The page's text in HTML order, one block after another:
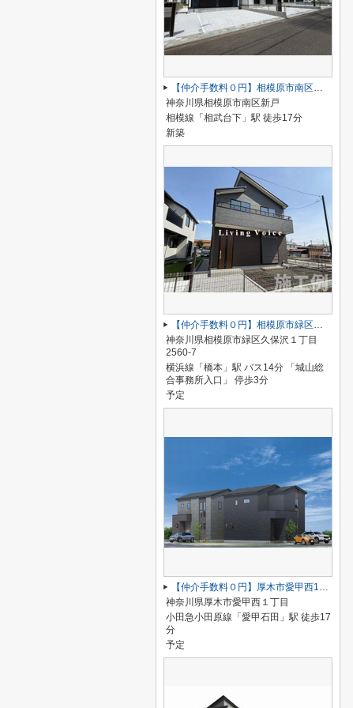
【仲介手数料０円】相模原市南区新戸 新築一戸建て 全3棟
神奈川県相模原市南区新戸
相模線「相武台下」駅 徒歩17分
新築
【仲介手数料０円】相模原市緑区久保沢1丁目 新築一戸建て 4号棟
神奈川県相模原市緑区久保沢１丁目
2560-7
横浜線「橋本」駅 バス14分 「城山総
合事務所入口」 停歩3分
予定
【仲介手数料０円】厚木市愛甲西1丁目 新築一戸建て 1号棟
神奈川県厚木市愛甲西１丁目
小田急小田原線「愛甲石田」駅 徒歩17
分
予定